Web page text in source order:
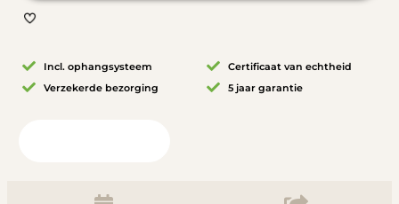
Incl. ophangsysteem
Verzekerde bezorging
Certificaat van echtheid
5 jaar garantie